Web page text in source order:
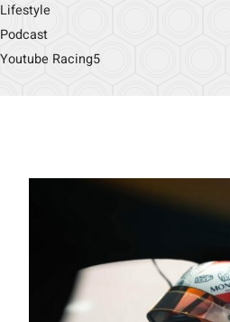
Lifestyle
Podcast
Youtube Racing5